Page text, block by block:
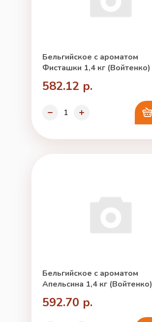
Бельгийское с ароматом
Фисташки 1,4 кг (Войтенко)
582.12 р.
Бельгийское с ароматом
Апельсина 1,4 кг (Войтенко)
592.70 р.